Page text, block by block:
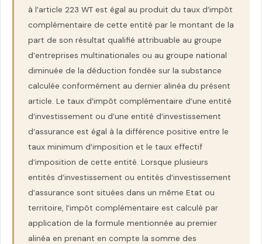
à l’article 223 WT est égal au produit du taux d’impôt
complémentaire de cette entité par le montant de la
part de son résultat qualifié attribuable au groupe
d’entreprises multinationales ou au groupe national
diminuée de la déduction fondée sur la substance
calculée conformément au dernier alinéa du présent
article. Le taux d’impôt complémentaire d’une entité
d’investissement ou d’une entité d’investissement
d’assurance est égal à la différence positive entre le
taux minimum d’imposition et le taux effectif
d’imposition de cette entité. Lorsque plusieurs
entités d’investissement ou entités d’investissement
d’assurance sont situées dans un même Etat ou
territoire, l’impôt complémentaire est calculé par
application de la formule mentionnée au premier
alinéa en prenant en compte la somme des